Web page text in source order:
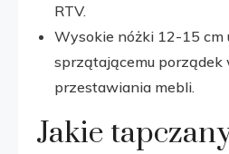
RTV.
Wysokie nóżki 12-15 cm
sprzątającemu porządek
przestawiania mebli.
Jakie